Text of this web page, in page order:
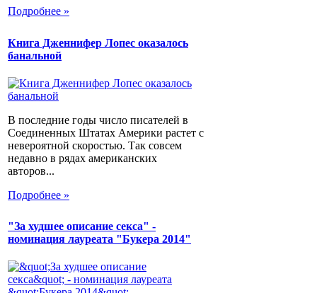
Подробнее »
Книга Дженнифер Лопес оказалось
банальной
В последние годы число писателей в
Соединенных Штатах Америки растет с
невероятной скоростью. Так совсем
недавно в рядах американских
авторов...
Подробнее »
"За худшее описание секса" -
номинация лауреата "Букера 2014"